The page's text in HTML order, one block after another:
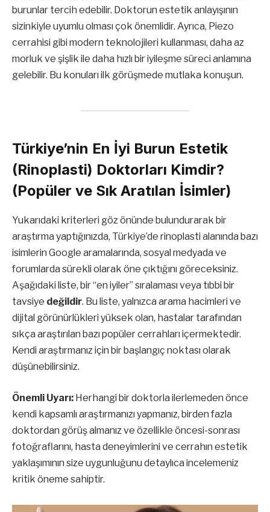
burunlar tercih edebilir. Doktorun estetik anlayışının
sizinkiyle uyumlu olması çok önemlidir. Ayrıca, Piezo
cerrahisi gibi modern teknolojileri kullanması, daha az
morluk ve şişlik ile daha hızlı bir iyileşme süreci anlamına
gelebilir. Bu konuları ilk görüşmede mutlaka konuşun.
Türkiye’nin En İyi Burun Estetik
(Rinoplasti) Doktorları Kimdir?
(Popüler ve Sık Aratılan İsimler)
Yukarıdaki kriterleri göz önünde bulundurarak bir
araştırma yaptığınızda, Türkiye’de rinoplasti alanında bazı
isimlerin Google aramalarında, sosyal medyada ve
forumlarda sürekli olarak öne çıktığını göreceksiniz.
Aşağıdaki liste, bir “en iyiler” sıralaması veya tıbbi bir
tavsiye değildir. Bu liste, yalnızca arama hacimleri ve
dijital görünürlükleri yüksek olan, hastalar tarafından
sıkça araştırılan bazı popüler cerrahları içermektedir.
Kendi araştırmanız için bir başlangıç noktası olarak
düşünebilirsiniz.
Önemli Uyarı: Herhangi bir doktorla ilerlemeden önce
kendi kapsamlı araştırmanızı yapmanız, birden fazla
doktordan görüş almanız ve özellikle öncesi-sonrası
fotoğraflarını, hasta deneyimlerini ve cerrahın estetik
yaklaşımının size uygunluğunu detaylıca incelemeniz
kritik öneme sahiptir.